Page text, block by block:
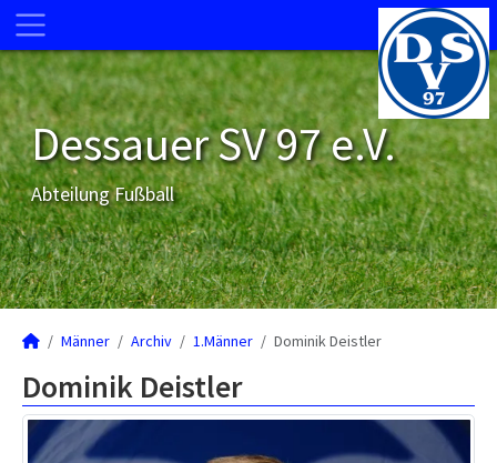
Dessauer SV 97 e.V.
Abteilung Fußball
Männer Archiv 1.Männer Dominik Deistler
Dominik Deistler